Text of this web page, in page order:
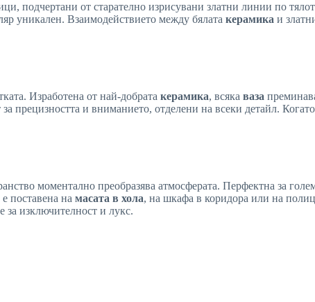
подчертани от старателно изрисувани златни линии по
уникален. Взаимодействието между бялата керамика и
Изработена от най-добрата керамика, всяка ваза
прецизността и вниманието, отделени на всеки детайл.
моментално преобразява атмосферата. Перфектна за
поставена на масата в хола, на шкафа в коридора или на
за изключителност и лукс.